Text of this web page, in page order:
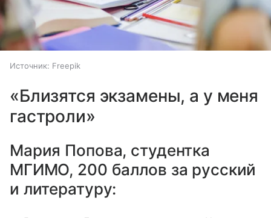
Источник: Freepik
«Близятся экзамены, а у меня
гастроли»
Мария Попова, студентка
МГИМО, 200 баллов за русский
и литературу: